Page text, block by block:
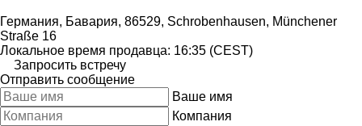
Германия, Бавария, 86529, Schrobenhausen, Münchener
Straße 16
Локальное время продавца: 16:35 (CEST)
Запросить встречу
Отправить сообщение
Ваше имя
Компания